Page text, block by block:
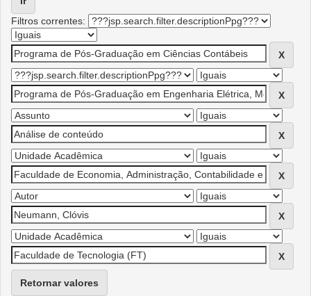
Filtros correntes:
Retornar valores